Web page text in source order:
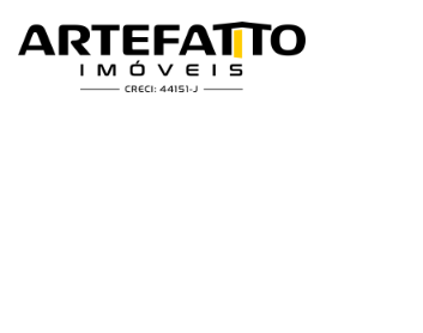
Home / Imóveis à venda / Apartamento